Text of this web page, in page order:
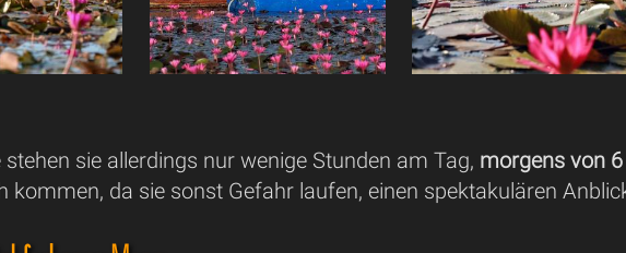
stehen sie allerdings nur wenige Stunden am Tag, morgens von
kommen, da sie sonst Gefahr laufen, einen spektakulären